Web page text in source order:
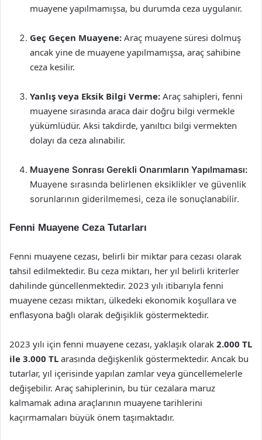
muayene yapılmamışsa, bu durumda ceza uygulanır.
Geç Geçen Muayene: Araç muayene süresi dolmuş
ancak yine de muayene yapılmamışsa, araç sahibine
ceza kesilir.
Yanlış veya Eksik Bilgi Verme: Araç sahipleri, fenni
muayene sırasında araca dair doğru bilgi vermekle
yükümlüdür. Aksi takdirde, yanıltıcı bilgi vermekten
dolayı da ceza alınabilir.
Muayene Sonrası Gerekli Onarımların Yapılmaması:
Muayene sırasında belirlenen eksiklikler ve güvenlik
sorunlarının giderilmemesi, ceza ile sonuçlanabilir.
Fenni Muayene Ceza Tutarları
Fenni muayene cezası, belirli bir miktar para cezası olarak
tahsil edilmektedir. Bu ceza miktarı, her yıl belirli kriterler
dahilinde güncellenmektedir. 2023 yılı itibarıyla fenni
muayene cezası miktarı, ülkedeki ekonomik koşullara ve
enflasyona bağlı olarak değişiklik göstermektedir.
2023 yılı için fenni muayene cezası, yaklaşık olarak 2.000 TL
ile 3.000 TL arasında değişkenlik göstermektedir. Ancak bu
tutarlar, yıl içerisinde yapılan zamlar veya güncellemelerle
değişebilir. Araç sahiplerinin, bu tür cezalara maruz
kalmamak adına araçlarının muayene tarihlerini
kaçırmamaları büyük önem taşımaktadır.